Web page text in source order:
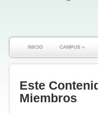
INICIO CAMPUS »
Este
Miembros